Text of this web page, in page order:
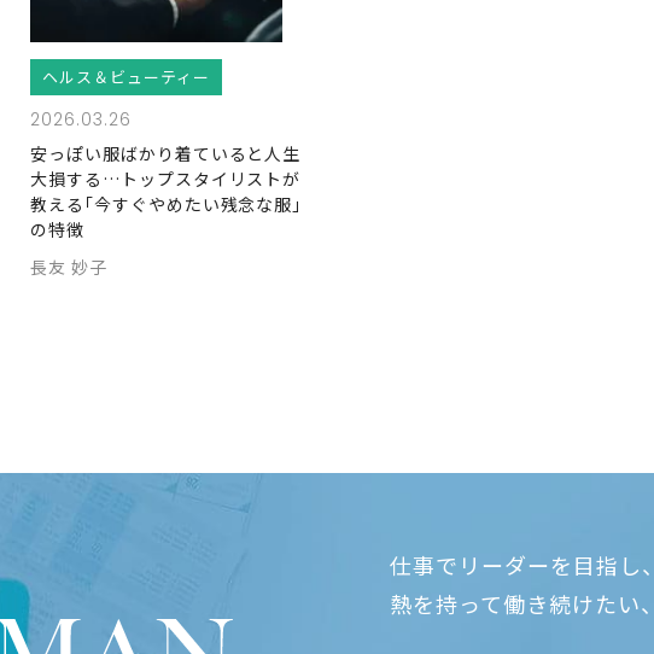
ヘルス＆ビューティー
2026.03.26
安っぽい服ばかり着ていると人生
大損する…トップスタイリストが
教える｢今すぐやめたい残念な服｣
の特徴
長友 妙子
仕事でリーダーを目指し
熱を持って働き続けたい